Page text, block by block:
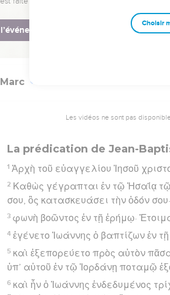
La Bible Du Semeur Copyright ©
Marc
Les vidéos ne sont pas
La prédication de Jean-
1 Ἀρχὴ τοῦ εὐαγγελίου Ἰησοῦ
2 Καθὼς γέγραπται ἐν τῷ Ἠσαΐᾳ
σου, ὃς κατασκευάσει τὴν ὁδόν σου·
3 φωνὴ βοῶντος ἐν τῇ ἐρήμῳ·
4 ἐγένετο Ἰωάννης ὁ βαπτίζων ἐν
5 καὶ ἐξεπορεύετο πρὸς αὐτὸν
ὑπ’ αὐτοῦ ἐν τῷ Ἰορδάνῃ ποταμῷ
6 καὶ ἦν ὁ Ἰωάννης ἐνδεδυμένος
Choisir